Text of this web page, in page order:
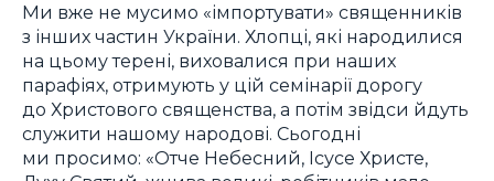
Ми вже не мусимо «імпортувати» священників
з інших частин України. Хлопці, які народилися
на цьому терені, виховалися при наших
парафіях, отримують у цій семінарії дорогу
до Христового священства, а потім звідси йдуть
служити нашому народові. Сьогодні
ми просимо: «Отче Небесний, Ісусе Христе,